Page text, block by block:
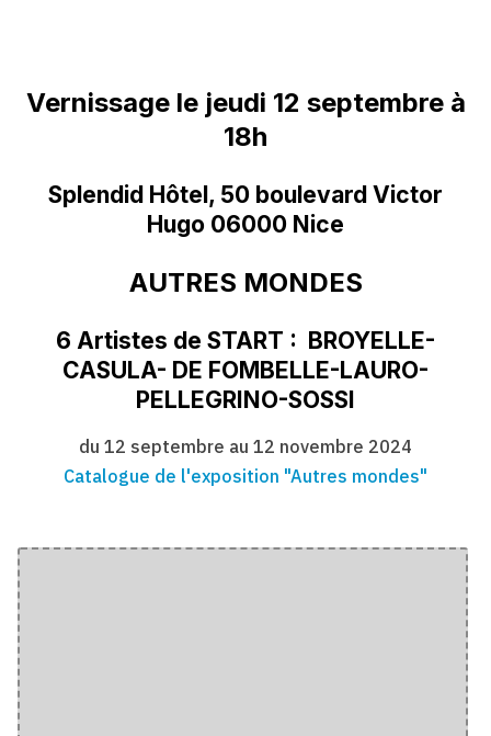
Vernissage le jeudi 12 septembre à
18h
Splendid Hôtel, 50 boulevard Victor
Hugo 06000 Nice
AUTRES MONDES
6 Artistes de START : BROYELLE-
CASULA- DE FOMBELLE-LAURO-
PELLEGRINO-SOSSI
du 12 septembre au 12 novembre 2024
Catalogue de l'exposition "Autres mondes"